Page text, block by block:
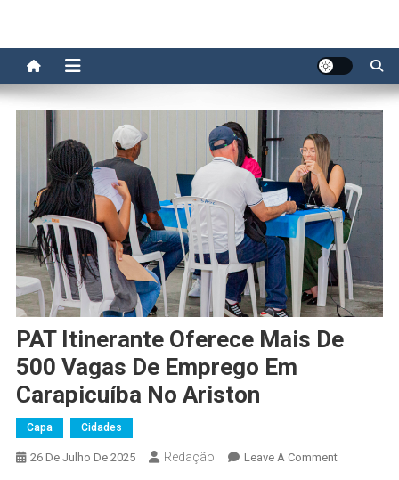
PAT Itinerante Oferece Mais De
500 Vagas De Emprego Em
Carapicuíba No Ariston
Capa Cidades
26 De Julho De 2025 Redação Leave A CommentOn